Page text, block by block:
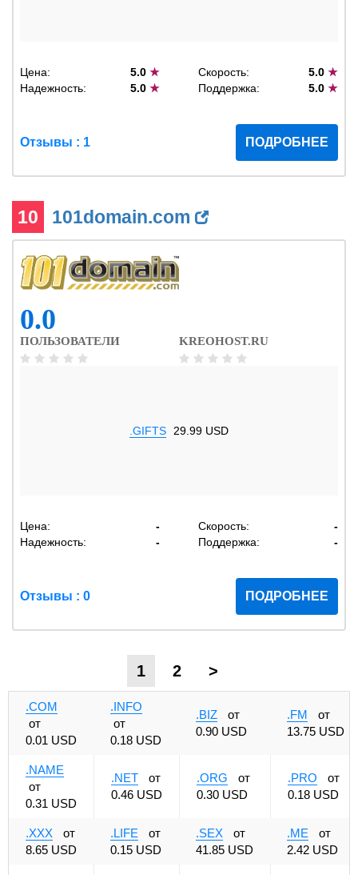
Цена: 5.0★ Скорость: 5.0 ★
Надежность:
5.0★ Поддержка: 5.0 ★
Отзывы : 1 ПОДРОБНЕЕ
10 101domain.com
0.0
ПОЛЬЗОВАТЕЛИ KREOHOST.RU
.GIFTS 29.99 USD
Цена: - Скорость:
-
Надежность:
- Поддержка: -
Отзывы : 0 ПОДРОБНЕЕ
1 2 >
.COM
от
0.01 USD
.INFO
от
0.18 USD
.BIZ
от
0.90 USD
.FM
от
13.75 USD
.NAME
от
0.31 USD
.NET
от
0.46 USD
.ORG
от
0.30 USD
.PRO
от
0.18 USD
.XXX
от
8.65 USD
.LIFE
от
0.15 USD
.SEX
от
41.85 USD
.ME
от
2.42 USD